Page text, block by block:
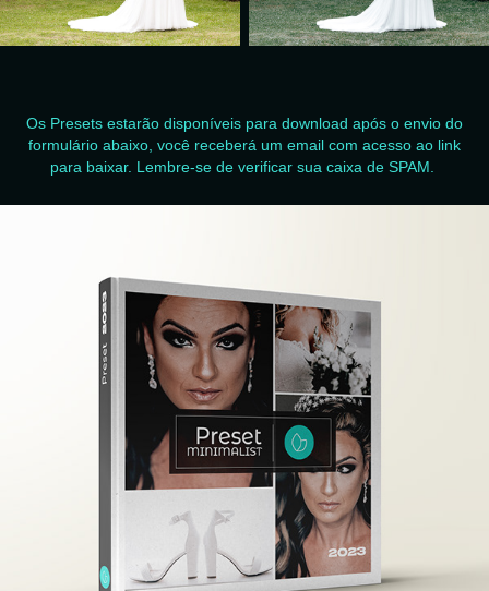
Os Presets estarão disponíveis para download após o envio do
formulário abaixo, você receberá um email com acesso ao link
para baixar. Lembre-se de verificar sua caixa de SPAM.